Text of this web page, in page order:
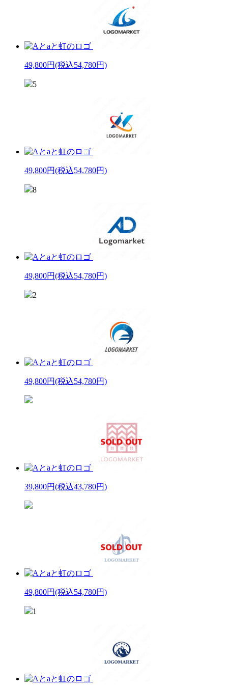
49,800円(税込54,780円)
5
49,800円(税込54,780円)
8
49,800円(税込54,780円)
2
49,800円(税込54,780円)
39,800円(税込43,780円)
49,800円(税込54,780円)
1